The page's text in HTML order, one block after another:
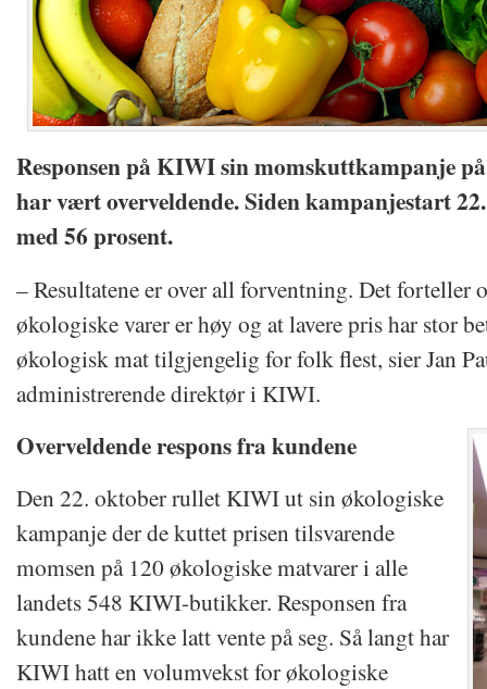
Responsen på KIWI sin momskuttkampanje
har vært overveldende. Siden kampanjestart
med 56 prosent.
– Resultatene er over all forventning. Det forteller
økologiske varer er høy og at lavere pris har stor
økologisk mat tilgjengelig for folk flest, sier Jan
administrerende direktør i KIWI.
Overveldende respons fra kundene
Den 22. oktober rullet KIWI ut sin økologiske
kampanje der de kuttet prisen tilsvarende
momsen på 120 økologiske matvarer i alle
landets 548 KIWI-butikker. Responsen fra
kundene har ikke latt vente på seg. Så langt har
KIWI hatt en volumvekst for økologiske